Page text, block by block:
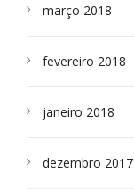
março 2018
fevereiro 2018
janeiro 2018
dezembro 2017